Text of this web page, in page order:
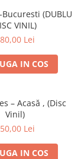
Bucuresti (DUBLU
VINIL)
Lei
IN COS
– Acasă , (Disc
Vinil)
Lei
IN COS